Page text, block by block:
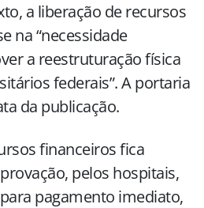
a liberação de recursos
na “necessidade
a reestruturação física
federais”. A portaria
da publicação.
financeiros fica
pelos hospitais,
pagamento imediato,